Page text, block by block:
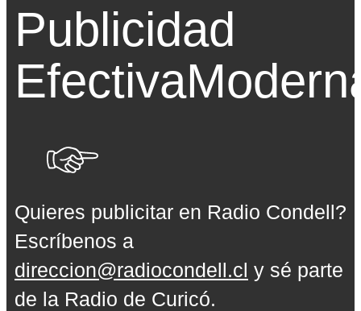
Publicidad
Efectiva
Quieres publicitar en Radio Condell?
Escríbenos a
direccion@radiocondell.cl y sé parte
de la Radio de Curicó.